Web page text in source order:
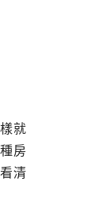
就
房
清